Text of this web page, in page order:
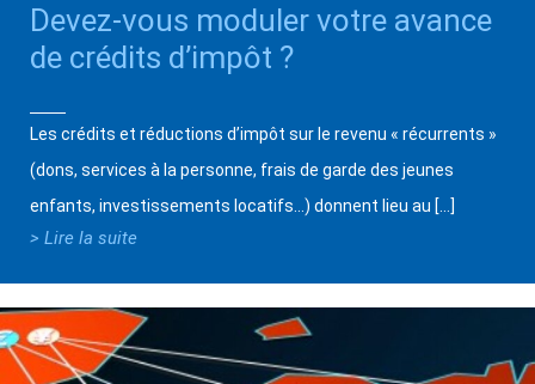
Devez-vous moduler votre avance
de crédits d’impôt ?
Les crédits et réductions d’impôt sur le revenu « récurrents »
(dons, services à la personne, frais de garde des jeunes
enfants, investissements locatifs…) donnent lieu au […]
> Lire la suite